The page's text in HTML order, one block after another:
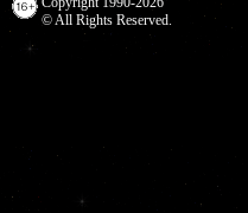
© All Rights Reserved.